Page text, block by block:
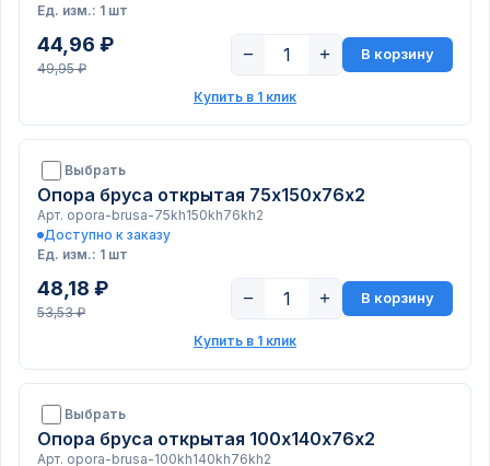
Ед. изм.: 1 шт
44,96 ₽
49,95 ₽
− + В корзину
Купить в 1 клик
Выбрать
Опора бруса открытая 75х150х76х2
Арт. opora-brusa-75kh150kh76kh2
Доступно к заказу
Ед. изм.: 1 шт
48,18 ₽
53,53 ₽
− + В корзину
Купить в 1 клик
Выбрать
Опора бруса открытая 100х140х76х2
Арт. opora-brusa-100kh140kh76kh2